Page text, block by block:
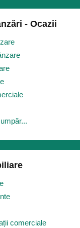
- Ocazii
comerciale